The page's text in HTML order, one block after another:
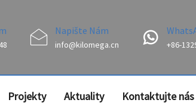
Napište Nám
info@kilomega.cn +86-
Projekty Aktuality Kontaktujte nás